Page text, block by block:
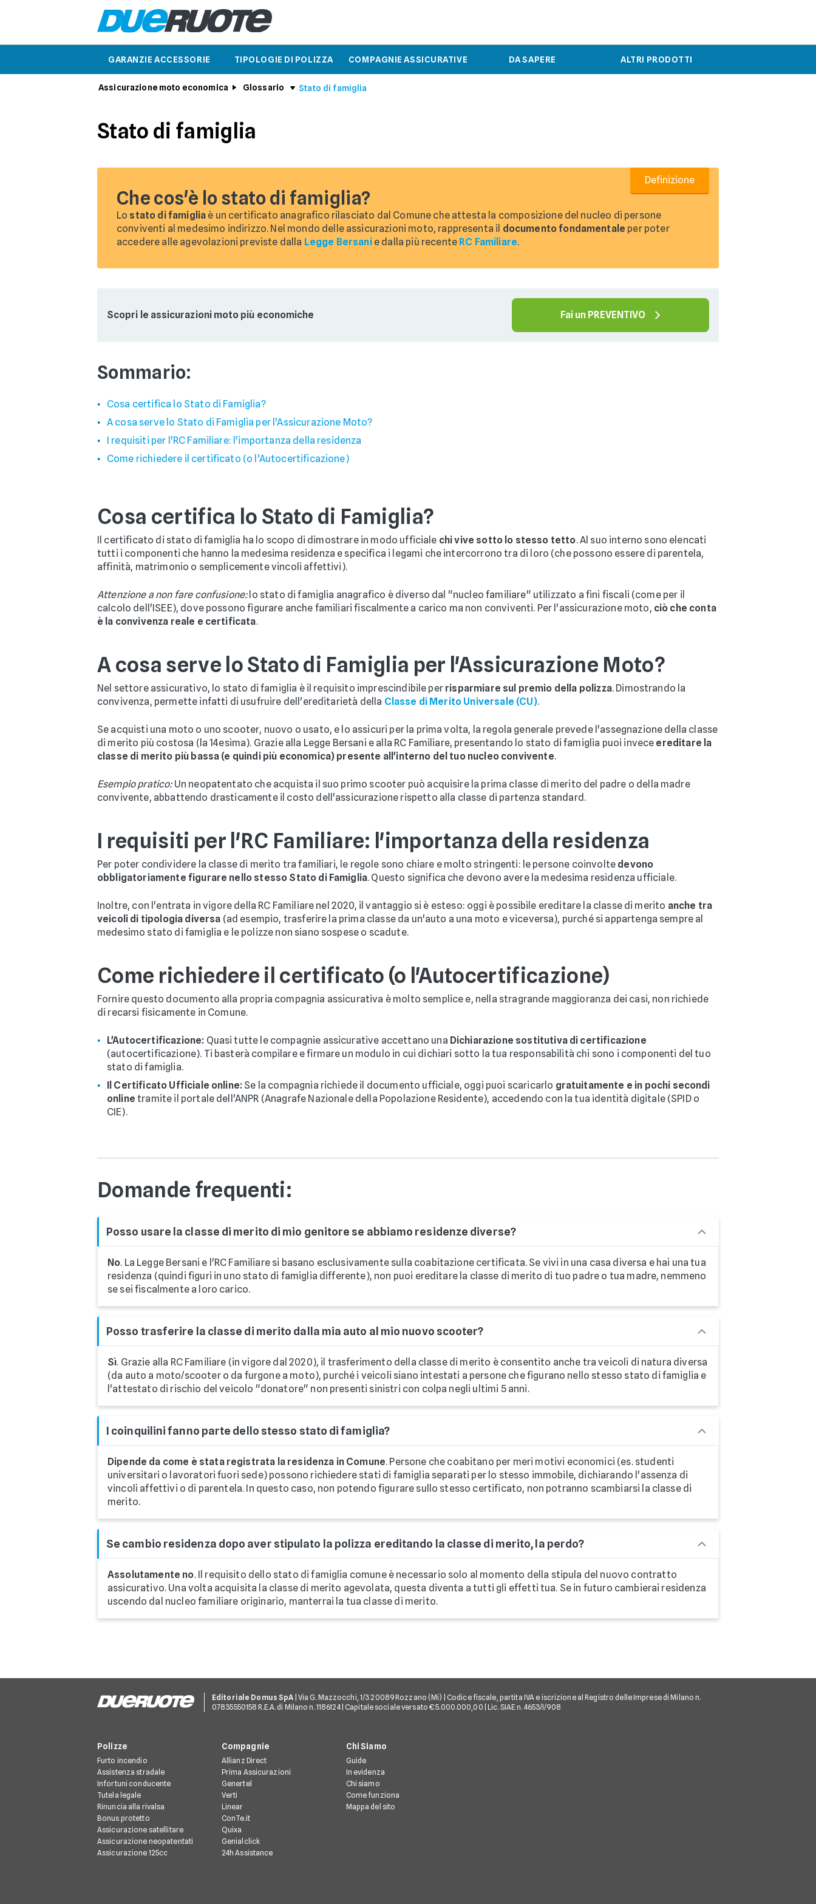
GARANZIE ACCESSORIE TIPOLOGIE DI POLIZZA COMPAGNIE ASSICURATIVE DA SAPERE ALTRI PRODOTTI
Assicurazione moto economica Glossario Stato di famiglia
Stato di famiglia
Che cos'è lo stato di famiglia?
Lo stato di famiglia è un certificato anagrafico rilasciato dal Comune che attesta la composizione del nucleo di persone
conviventi al medesimo indirizzo. Nel mondo delle assicurazioni moto, rappresenta il documento fondamentale per poter
accedere alle agevolazioni previste dalla Legge Bersanie dalla più recente RC Familiare.
Definizione
Scopri le assicurazioni moto più economiche Fai un PREVENTIVO
Sommario:
Cosa certifica lo Stato di Famiglia?
A cosa serve lo Stato di Famiglia per l'Assicurazione Moto?
I requisiti per l'RC Familiare: l'importanza della residenza
Come richiedere il certificato (o l'Autocertificazione)
Cosa certifica lo Stato di Famiglia?
Il certificato di stato di famiglia ha lo scopo di dimostrare in modo ufficiale chi vive sotto lo stesso tetto. Al suo interno sono elencati
tutti i componenti che hanno la medesima residenza e specifica i legami che intercorrono tra di loro (che possono essere di parentela,
affinità, matrimonio o semplicemente vincoli affettivi).
Attenzione a non fare confusione:lo stato di famiglia anagrafico è diverso dal "nucleo familiare" utilizzato a fini fiscali (come per il
calcolo dell'ISEE), dove possono figurare anche familiari fiscalmente a carico ma non conviventi. Per l'assicurazione moto, ciò che conta
è la convivenza reale e certificata.
A cosa serve lo Stato di Famiglia per l'Assicurazione Moto?
Nel settore assicurativo, lo stato di famiglia è il requisito imprescindibile per risparmiare sul premio della polizza. Dimostrando la
convivenza, permette infatti di usufruire dell'ereditarietà della Classe di Merito Universale (CU).
Se acquisti una moto o uno scooter, nuovo o usato, e lo assicuri per la prima volta, la regola generale prevede l'assegnazione della classe
di merito più costosa (la 14esima). Grazie alla Legge Bersani e alla RC Familiare, presentando lo stato di famiglia puoi invece ereditare la
classe di merito più bassa (e quindi più economica) presente all'interno del tuo nucleo convivente.
Esempio pratico:Un neopatentato che acquista il suo primo scooter può acquisire la prima classe di merito del padre o della madre
convivente, abbattendo drasticamente il costo dell'assicurazione rispetto alla classe di partenza standard.
I requisiti per l'RC Familiare: l'importanza della residenza
Per poter condividere la classe di merito tra familiari, le regole sono chiare e molto stringenti: le persone coinvolte devono
obbligatoriamente figurare nello stesso Stato di Famiglia. Questo significa che devono avere la medesima residenza ufficiale.
Inoltre, con l'entrata in vigore della RC Familiare nel 2020, il vantaggio si è esteso: oggi è possibile ereditare la classe di merito anche tra
veicoli di tipologia diversa (ad esempio, trasferire la prima classe da un'auto a una moto e viceversa), purché si appartenga sempre al
medesimo stato di famiglia e le polizze non siano sospese o scadute.
Come richiedere il certificato (o l'Autocertificazione)
Fornire questo documento alla propria compagnia assicurativa è molto semplice e, nella stragrande maggioranza dei casi, non richiede
di recarsi fisicamente in Comune.
L'Autocertificazione: Quasi tutte le compagnie assicurative accettano una Dichiarazione sostitutiva di certificazione
(autocertificazione). Ti basterà compilare e firmare un modulo in cui dichiari sotto la tua responsabilità chi sono i componenti del tuo
stato di famiglia.
Il Certificato Ufficiale online: Se la compagnia richiede il documento ufficiale, oggi puoi scaricarlo gratuitamente e in pochi secondi
online tramite il portale dell'ANPR (Anagrafe Nazionale della Popolazione Residente), accedendo con la tua identità digitale (SPID o
CIE).
Domande frequenti:
Posso usare la classe di merito di mio genitore se abbiamo residenze diverse?
No. La Legge Bersani e l'RC Familiare si basano esclusivamente sulla coabitazione certificata. Se vivi in una casa diversa e hai una tua
residenza (quindi figuri in uno stato di famiglia differente), non puoi ereditare la classe di merito di tuo padre o tua madre, nemmeno
se sei fiscalmente a loro carico.
Posso trasferire la classe di merito dalla mia auto al mio nuovo scooter?
Sì. Grazie alla RC Familiare (in vigore dal 2020), il trasferimento della classe di merito è consentito anche tra veicoli di natura diversa
(da auto a moto/scooter o da furgone a moto), purché i veicoli siano intestati a persone che figurano nello stesso stato di famiglia e
l'attestato di rischio del veicolo "donatore" non presenti sinistri con colpa negli ultimi 5 anni.
I coinquilini fanno parte dello stesso stato di famiglia?
Dipende da come è stata registrata la residenza in Comune. Persone che coabitano per meri motivi economici (es. studenti
universitari o lavoratori fuori sede) possono richiedere stati di famiglia separati per lo stesso immobile, dichiarando l'assenza di
vincoli affettivi o di parentela. In questo caso, non potendo figurare sullo stesso certificato, non potranno scambiarsi la classe di
merito.
Se cambio residenza dopo aver stipulato la polizza ereditando la classe di merito, la perdo?
Assolutamente no. Il requisito dello stato di famiglia comune è necessario solo al momento della stipula del nuovo contratto
assicurativo. Una volta acquisita la classe di merito agevolata, questa diventa a tutti gli effetti tua. Se in futuro cambierai residenza
uscendo dal nucleo familiare originario, manterrai la tua classe di merito.
Editoriale Domus SpA | Via G. Mazzocchi, 1/3 20089 Rozzano (Mi) | Codice fiscale, partita IVA e iscrizione al Registro delle Imprese di Milano n.
07835550158 R.E.A. di Milano n. 1186124 | Capitale sociale versato € 5.000.000,00 | Lic. SIAE n. 4653/I/908
Polizze
Furto incendio
Assistenza stradale
Infortuni conducente
Tutela legale
Rinuncia alla rivalsa
Bonus protetto
Assicurazione satellitare
Assicurazione neopatentati
Assicurazione 125cc
Compagnie
Allianz Direct
Prima Assicurazioni
Genertel
Verti
Linear
ConTe.it
Quixa
Genialclick
24h Assistance
Chi Siamo
Guide
In evidenza
Chi siamo
Come funziona
Mappa del sito